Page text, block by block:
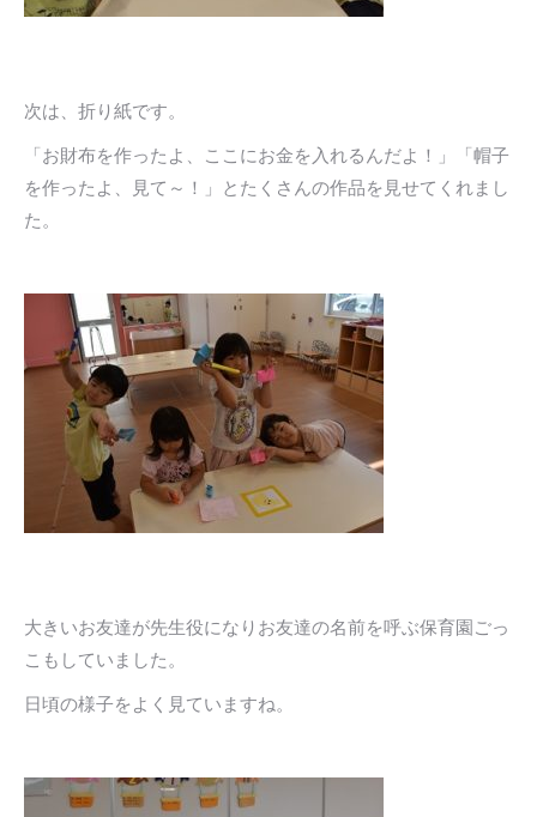
次は、折り紙です。
「お財布を作ったよ、ここにお金を入れるんだよ！」「帽子
を作ったよ、見て～！」とたくさんの作品を見せてくれまし
た。
大きいお友達が先生役になりお友達の名前を呼ぶ保育園ごっ
こもしていました。
日頃の様子をよく見ていますね。